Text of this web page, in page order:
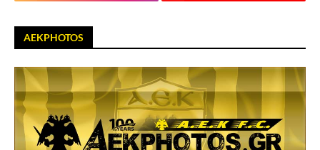
AEKPHOTOS